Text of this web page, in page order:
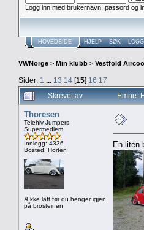
Logg inn med brukernavn, passord og
HOVEDSIDE HJELP SØK
VWNorge > Min klubb > Vestfold
Sider: 1 ... 13 14 [15] 16 17
Skrevet av
Emne:
Thoresen
Telehiv Jumpers
Supermedlem
Innlegg: 4336
Bosted: Horten
Ække laft før du henger igjen
på brosteinen
En liten